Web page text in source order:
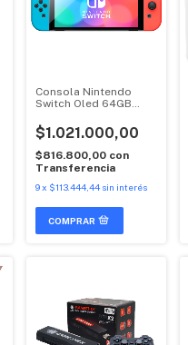
Consola Nintendo
Switch Oled 64GB
$1.021.000,00
$816.800,00 con
Transferencia
9x $113.444,44 sin interés